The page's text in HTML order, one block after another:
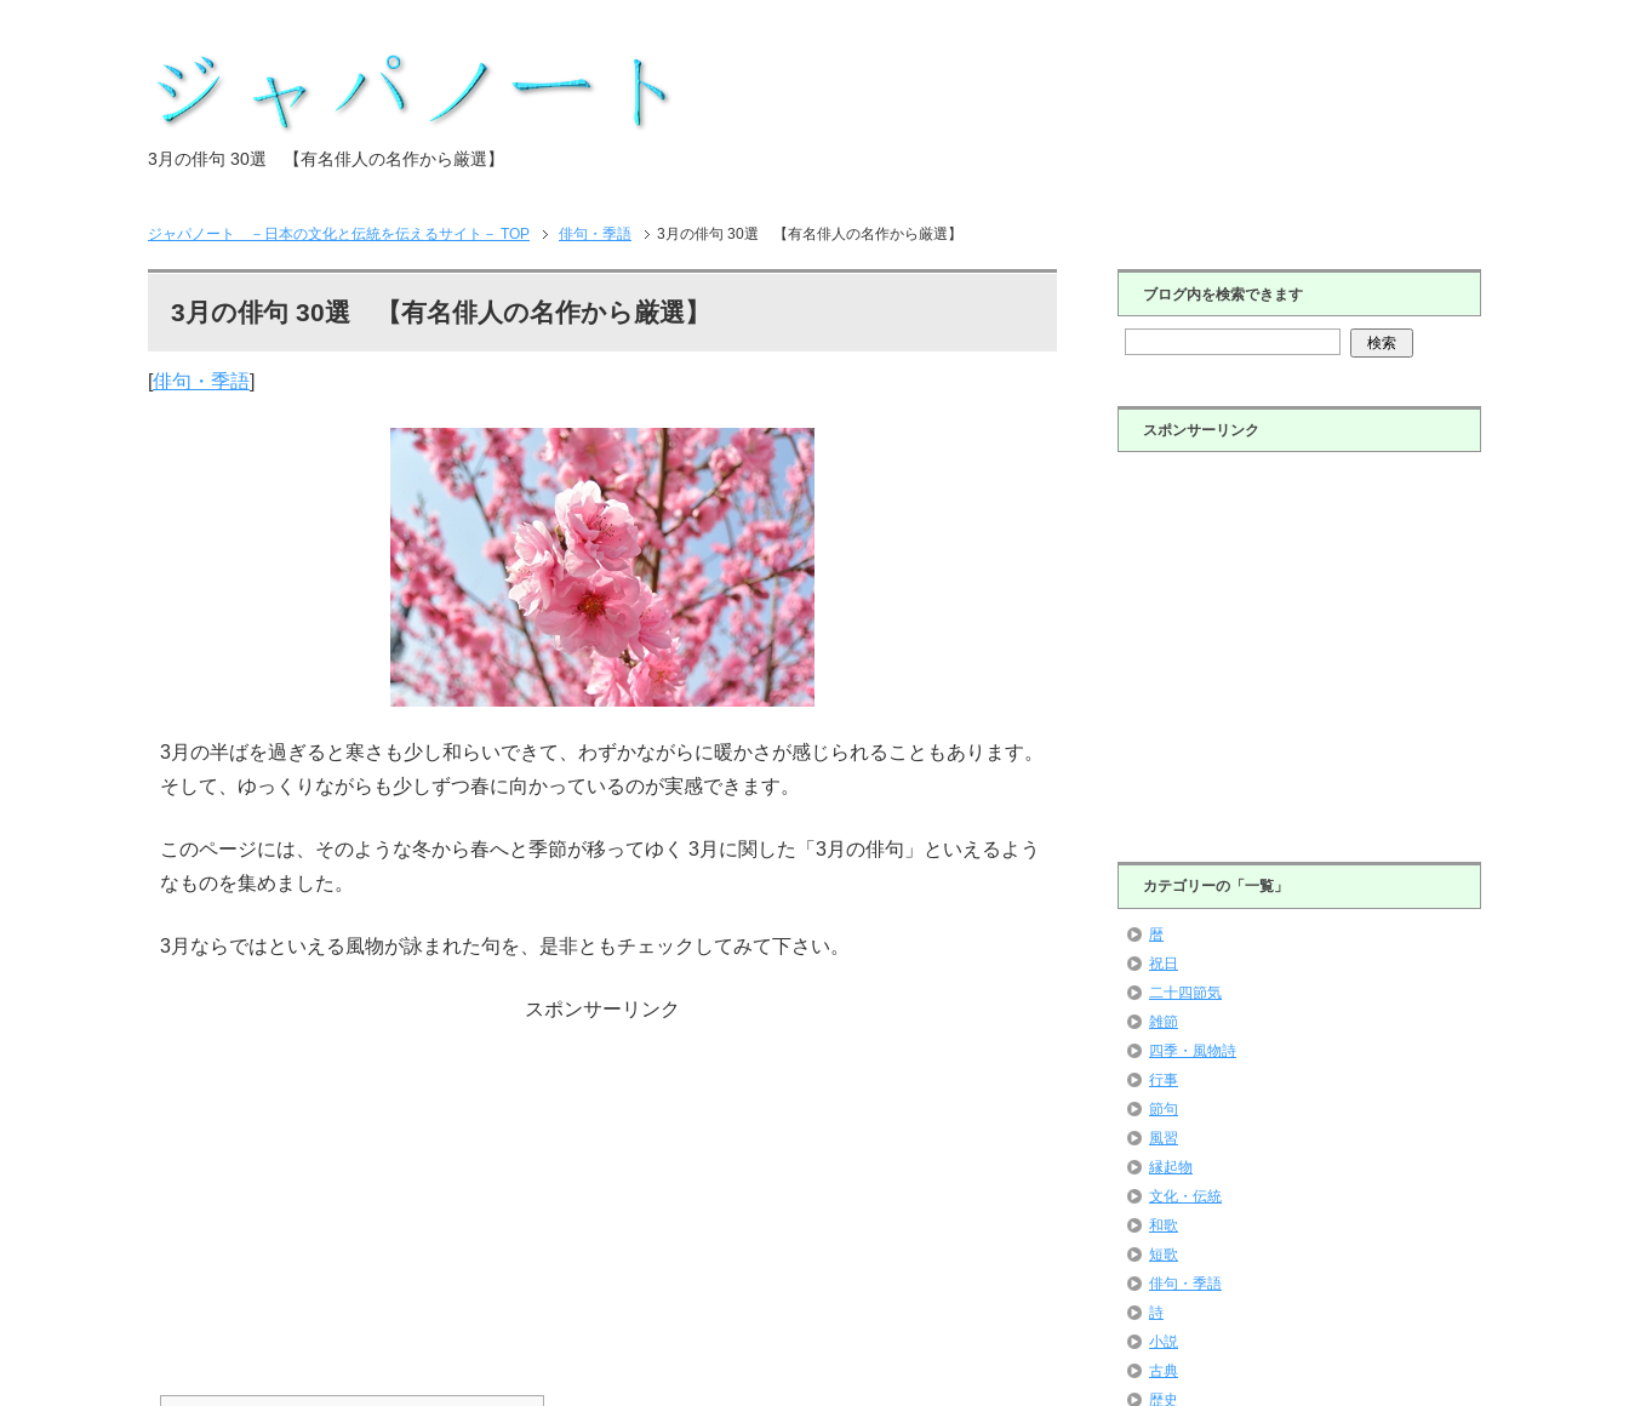
3月の俳句 30選 【有名俳人の名作から厳選】
ジャパノート －日本の文化と伝統を伝えるサイト－ TOP 俳句・季語 3月の俳句 30選 【有名俳人の名作から厳選】
3月の俳句 30選 【有名俳人の名作から厳選】
[俳句・季語]
3月の半ばを過ぎると寒さも少し和らいできて、わずかながらに暖かさが感じられることもあります。
そして、ゆっくりながらも少しずつ春に向かっているのが実感できます。
このページには、そのような冬から春へと季節が移ってゆく 3月に関した「3月の俳句」といえるよう
なものを集めました。
3月ならではといえる風物が詠まれた句を、是非ともチェックしてみて下さい。
スポンサーリンク
ブログ内を検索できます
スポンサーリンク
カテゴリーの「一覧」
暦
祝日
二十四節気
雑節
四季・風物詩
行事
節句
風習
縁起物
文化・伝統
和歌
短歌
俳句・季語
詩
小説
古典
歴史